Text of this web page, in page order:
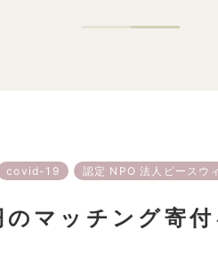
covid-19 認定 NPO 法人ピースウ
マッチング寄付